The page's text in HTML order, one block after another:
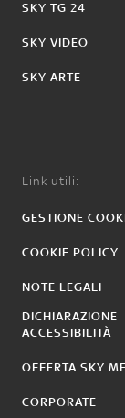
SKY TG 24
SKY VIDEO
SKY ARTE
Link utili:
GESTIONE
COOKIE POLICY
NOTE LEGALI
DICHIARAZIONE
ACCESSIBILITÀ
OFFERTA SKY
CORPORATE